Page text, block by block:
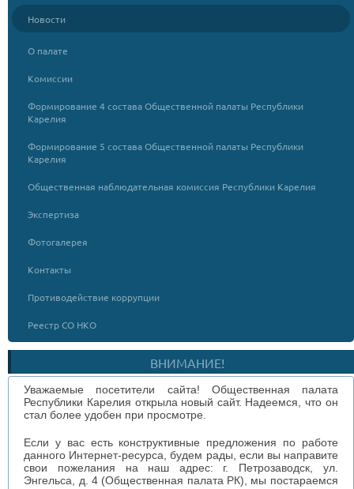
Новости
О палате
Комиссии
Формирование 4 состава Общественной палаты Республики
Карелия
Формирование 5 состава Общественной палаты Республики
Карелия
Общественная наблюдательная комиссия Республики Карелия
Экспертиза
Фотогалерея
Контакты
Противодействие коррупции
Реестр СО НКО
ВНИМАНИЕ!
Уважаемые посетители сайта! Общественная палата
Республики Карелия открыла новый сайт. Надеемся, что он
стал более удобен при просмотре.
Если у вас есть конструктивные предложения по работе
данного Интернет-ресурса, будем рады, если вы направите
свои пожелания на наш адрес: г. Петрозаводск, ул.
Энгельса, д. 4 (Общественная палата РК), мы постараемся